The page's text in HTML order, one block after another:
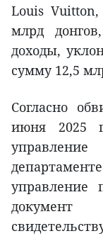
Louis
млрд
доходы,
сумму 12,5
Согласно
июня 2025
управление